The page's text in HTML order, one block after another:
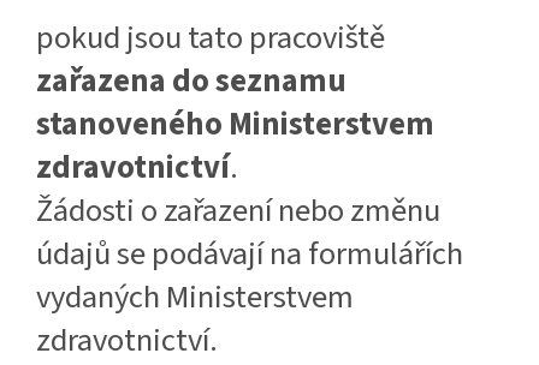
pokud jsou tato pracoviště
zařazena do seznamu
stanoveného Ministerstvem
zdravotnictví.
Žádosti o zařazení nebo změnu
údajů se podávají na formulářích
vydaných Ministerstvem
zdravotnictví.